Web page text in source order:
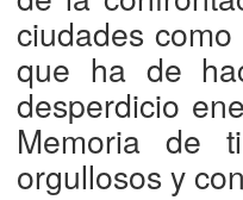
ciudades
que ha de
desperdicio
Memoria de
orgullosos y